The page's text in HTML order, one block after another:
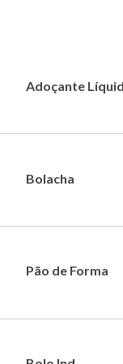
Adoçante
Bolacha
Pão de Forma